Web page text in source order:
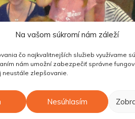
Na vašom súkromí nám záleží
čo najkvalitnejších služieb využívame
nám umožní zabezpečiť správne
neustále zlepšovanie.
Nesúhlasím
VytvorilShieldone